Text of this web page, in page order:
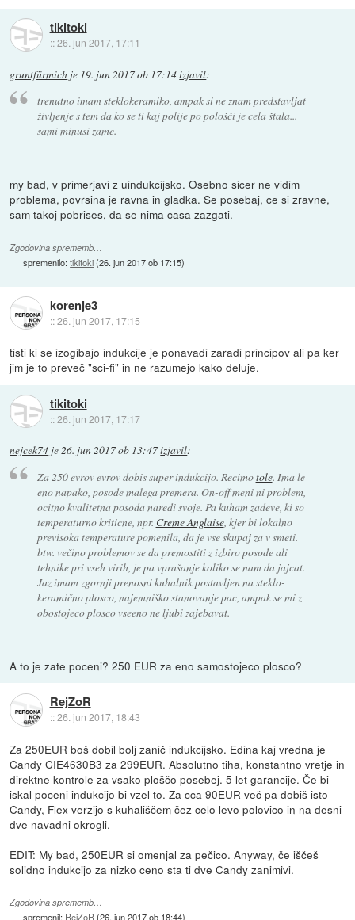
tikitoki
::26. jun 2017, 17:11
gruntfürmich je 19. jun 2017 ob 17:14izjavil:
trenutno imam steklokeramiko, ampak si ne znam predstavljat
življenje s tem da ko se ti kaj polije po pološči je cela štala...
sami minusi zame.
my bad, v primerjavi z uindukcijsko. Osebno sicer ne vidim
problema, povrsina je ravna in gladka. Se posebaj, ce si zravne,
sam takoj pobrises, da se nima casa zazgati.
Zgodovina sprememb…
spremenilo:tikitoki(26. jun 2017 ob 17:15)
korenje3
::26. jun 2017, 17:15
tisti ki se izogibajo indukcije je ponavadi zaradi principov ali pa ker
jim je to preveč "sci-fi" in ne razumejo kako deluje.
tikitoki
::26. jun 2017, 17:17
nejcek74 je26. jun 2017 ob 13:47izjavil:
Za 250 evrov evrov dobis super indukcijo. Recimotole. Ima le
eno napako, posode malega premera. On-off meni ni problem,
ocitno kvalitetna posoda naredi svoje. Pa kuham zadeve, ki so
temperaturno kriticne, npr. Creme Anglaise, kjer bi lokalno
previsoka temperature pomenila, da je vse skupaj za v smeti.
btw. večino problemov se da premostiti z izbiro posode ali
tehnike pri vseh virih, je pa vprašanje koliko se nam da jajcat.
Jaz imam zgornji prenosni kuhalnik postavljen na steklo-
keramično plosco, najemniško stanovanje pac, ampak se mi z
obostojeco plosco vseeno ne ljubi zajebavat.
A to je zate poceni? 250 EUR za eno samostojeco plosco?
RejZoR
::26. jun 2017, 18:43
Za 250EUR boš dobil bolj zanič indukcijsko. Edina kaj vredna je
Candy CIE4630B3 za 299EUR. Absolutno tiha, konstantno vretje in
direktne kontrole za vsako ploščo posebej. 5 let garancije. Če bi
iskal poceni indukcijo bi vzel to. Za cca 90EUR več pa dobiš isto
Candy, Flex verzijo s kuhališčem čez celo levo polovico in na desni
dve navadni okrogli.
EDIT: My bad, 250EUR si omenjal za pečico. Anyway, če iščeš
solidno indukcijo za nizko ceno sta ti dve Candy zanimivi.
Zgodovina sprememb…
spremenil: RejZoR (26. jun 2017 ob 18:44)